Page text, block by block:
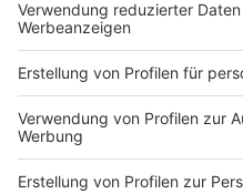
Parallel zum
am Kirchplatz bringtDJ
Partytruckzum
LILABEDFORD, bekannt
Karpaten-Festival, sorgt
ausgelassene Stimmung.
Bühnenpräsenz und dem